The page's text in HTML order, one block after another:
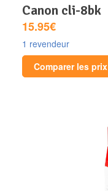
canon cli-8bk
15.95€
1 revendeur
Comparer les prix